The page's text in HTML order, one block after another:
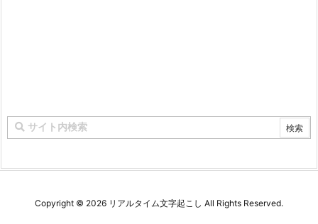
Copyright © 2026 リアルタイム文字起こし All Rights Reserved.